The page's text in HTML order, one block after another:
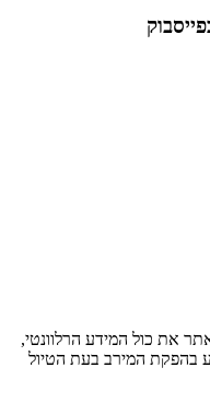
את כול המידע הרלוונטי,
בהפקת המירב בעת הטיול